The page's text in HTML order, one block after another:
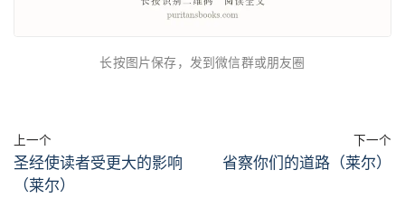
长按图片保存，发到微信群或朋友圈
上一个
圣经使读者受更大的影响
（莱尔）
下一个
省察你们的道路（莱尔）